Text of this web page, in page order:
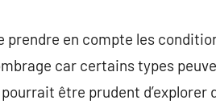
prendre en compte les
car certains types
être prudent